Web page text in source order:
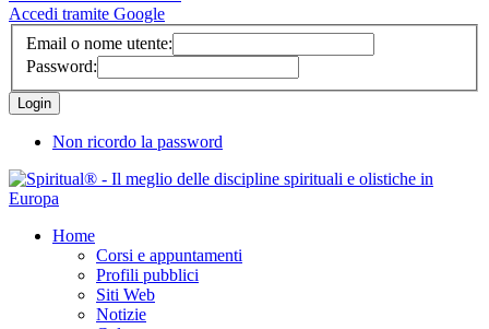
Accedi tramite Google
Email o nome utente:
Password:
Non ricordo la password
Home
Corsi e appuntamenti
Profili pubblici
Siti Web
Notizie